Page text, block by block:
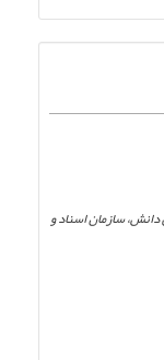
سازمان اسناد و